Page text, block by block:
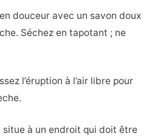
douceur avec un savon doux
Séchez en tapotant ; ne
l’éruption à l’air libre pour
situe à un endroit qui doit être